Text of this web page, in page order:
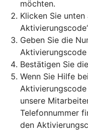
möchten.
Klicken Sie
Geben Sie die
Aktivierungscode
Bestätigen Sie
Wenn Sie Hilfe
unsere
Telefonnummer
den